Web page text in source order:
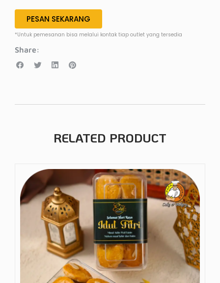
PESAN SEKARANG
*Untuk pemesanan bisa melalui kontak tiap outlet yang tersedia
Share:
RELATED PRODUCT